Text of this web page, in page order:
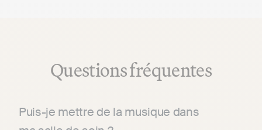
Questions fréquentes
Puis-je mettre de la musique dans